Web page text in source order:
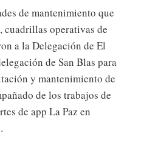
de mantenimiento que
operativas de
a la Delegación de El
de San Blas para
y mantenimiento de
de los trabajos de
de app La Paz en